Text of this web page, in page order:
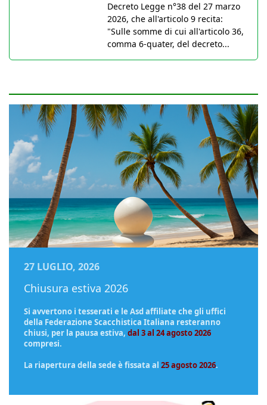
Decreto Legge n°38 del 27 marzo
2026, che all'articolo 9 recita:
"Sulle somme di cui all'articolo 36,
comma 6-quater, del decreto...
27 LUGLIO, 2026
Chiusura estiva 2026
Si avvertono i tesserati e le Asd affiliate che gli uffici
della Federazione Scacchistica Italiana resteranno
chiusi, per la pausa estiva, dal 3 al 24 agosto 2026
compresi.
La riapertura della sede è fissata al 25 agosto 2026.